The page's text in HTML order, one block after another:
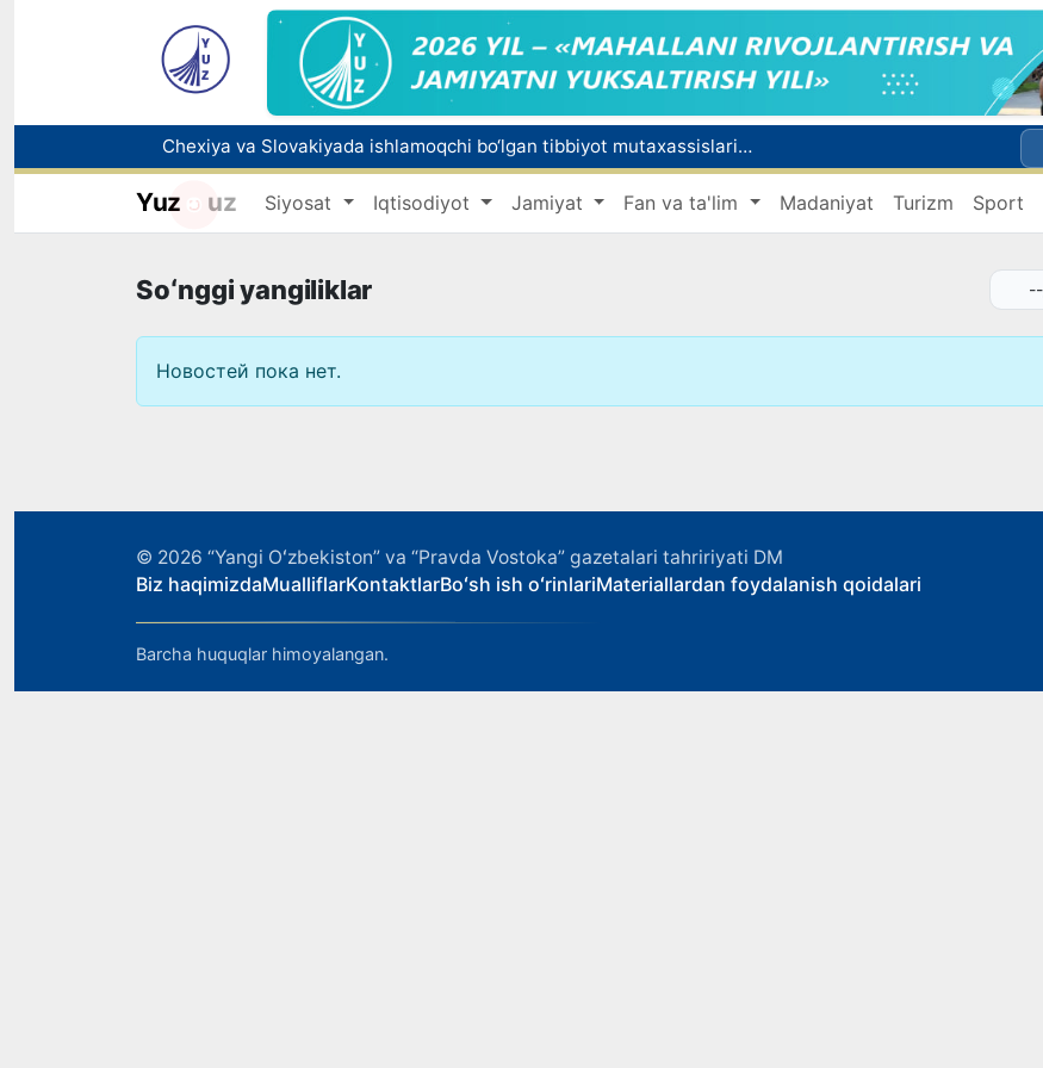
Chexiya va Slovakiyada ishlamoqchi bo‘lgan tibbiyot mutaxassislari ro‘yxatga olinadi
Bolaning familiyasiga otasining ismini berishga ruxsat beriladi
Behruz Karimov faoliyatini Shveytsariyaning «Lugano» klubida davom ettiradi
Yuz uz Siyosat Iqtisodiyot Jamiyat Fan va ta'lim Madaniyat Turizm Sport
Soʻnggi yangiliklar
Новостей пока нет.
© 2026 “Yangi Oʻzbekiston” va “Pravda Vostoka” gazetalari tahririyati DM
Biz haqimizdaMualliflarKontaktlarBoʻsh ish oʻrinlariMateriallardan foydalanish qoidalari
Barcha huquqlar himoyalangan.